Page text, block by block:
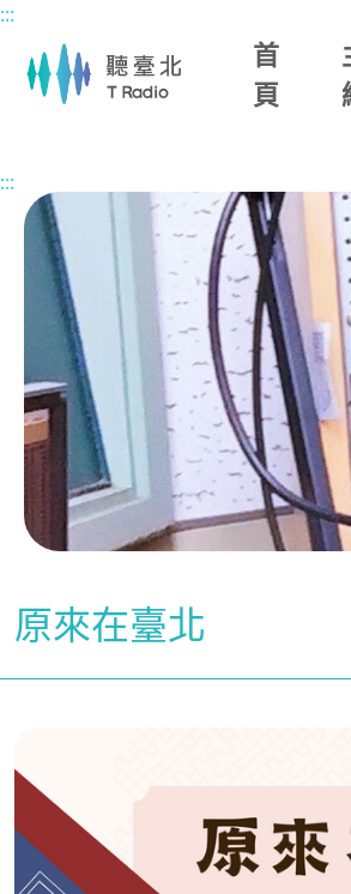
主要內容區塊
:::
首
頁
:::
原來在臺北